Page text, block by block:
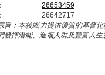
26653459
26642717
旨：本校竭力提供優質的基督
發揮潛能、造福人群及豐富人生